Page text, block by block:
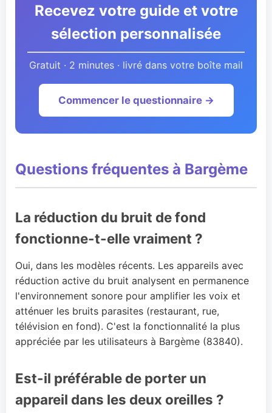
Recevez votre guide et votre
sélection personnalisée
Gratuit · 2 minutes · livré dans votre boîte mail
Commencer le questionnaire →
Questions fréquentes à Bargème
La réduction du bruit de fond
fonctionne-t-elle vraiment ?
Oui, dans les modèles récents. Les appareils avec
réduction active du bruit analysent en permanence
l'environnement sonore pour amplifier les voix et
atténuer les bruits parasites (restaurant, rue,
télévision en fond). C'est la fonctionnalité la plus
appréciée par les utilisateurs à Bargème (83840).
Est-il préférable de porter un
appareil dans les deux oreilles ?